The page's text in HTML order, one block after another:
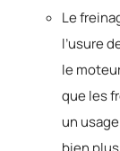
Le
l’usure
le
que les
un